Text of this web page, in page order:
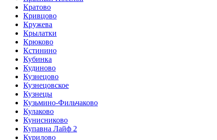
Кратово
Кривцово
Кружева
Крылатки
Крюково
Кстинино
Кубинка
Кудиново
Кузнецово
Кузнецовское
Кузнецы
Кузьмино-Фильчаково
Кулаково
Кунисниково
Купавна Лайф 2
Курилово